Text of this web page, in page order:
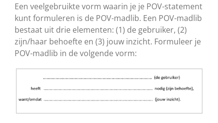
Een veelgebruikte vorm waarin je je POV-statement
kunt formuleren is de POV-madlib. Een POV-madlib
bestaat uit drie elementen: (1) de gebruiker, (2)
zijn/haar behoefte en (3) jouw inzicht. Formuleer je
POV-madlib in de volgende vorm: